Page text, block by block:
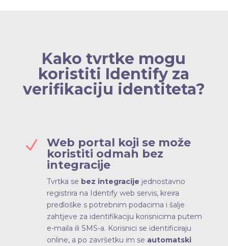
Kako tvrtke mogu
koristiti Identify za
verifikaciju identiteta?
N
Web portal koji se može
koristiti odmah bez
integracije
Tvrtka se bez integracije jednostavno
registrira na Identify web servis, kreira
predloške s potrebnim podacima i šalje
zahtjeve za identifikaciju korisnicima putem
e-maila ili SMS-a. Korisnici se identificiraju
online, a po završetku im se automatski